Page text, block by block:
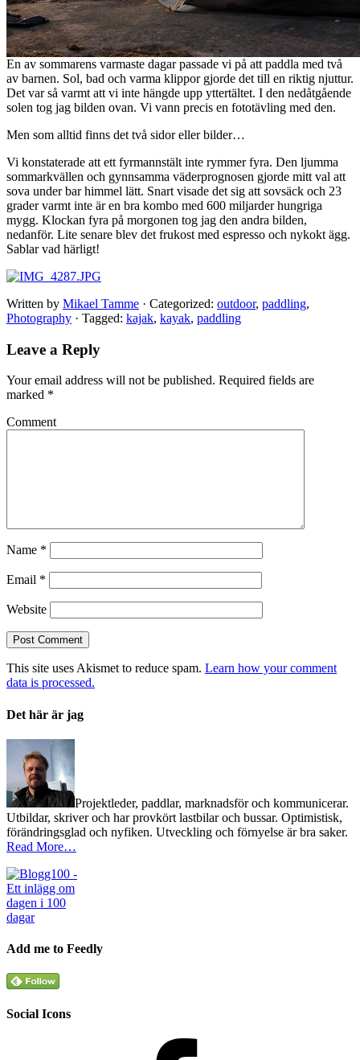
En av sommarens varmaste dagar passade vi på att paddla med två
av barnen. Sol, bad och varma klippor gjorde det till en riktig njuttur.
Det var så varmt att vi inte hängde upp yttertältet. I den nedåtgående
solen tog jag bilden ovan. Vi vann precis en fototävling med den.
Men som alltid finns det två sidor eller bilder…
Vi konstaterade att ett fyrmannstält inte rymmer fyra. Den ljumma
sommarkvällen och gynnsamma väderprognosen gjorde mitt val att
sova under bar himmel lätt. Snart visade det sig att sovsäck och 23
grader varmt inte är en bra kombo med 600 miljarder hungriga
mygg. Klockan fyra på morgonen tog jag den andra bilden,
nedanför. Lite senare blev det frukost med espresso och nykokt ägg.
Sablar vad härligt!
Written by Mikael Tamme · Categorized: outdoor, paddling,
Photography · Tagged: kajak, kayak, paddling
Leave a Reply
Your email address will not be published. Required fields are
marked *
Comment
Name *
Email *
Website
This site uses Akismet to reduce spam. Learn how your comment
data is processed.
Det här är jag
Projektleder, paddlar, marknadsför och kommunicerar.
Utbildar, skriver och har provkört lastbilar och bussar. Optimistisk,
förändringsglad och nyfiken. Utveckling och förnyelse är bra saker.
Read More…
Add me to Feedly
Social Icons